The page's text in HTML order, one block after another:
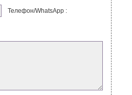
Телефон/WhatsApp :